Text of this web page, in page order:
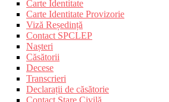
Carte Identitate
Carte Identitate Provizorie
Viză Reședință
Contact SPCLEP
Nașteri
Căsătorii
Decese
Transcrieri
Declarații de căsătorie
Contact Stare Civilă